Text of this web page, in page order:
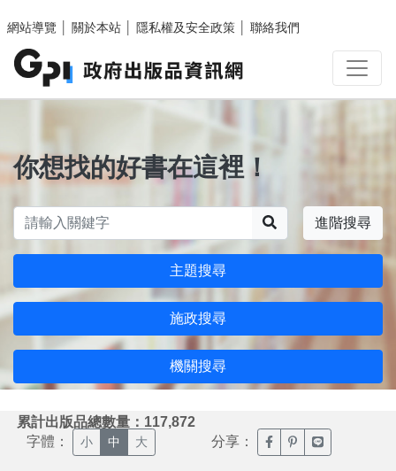
網站導覽
關於本站 隱私權及安全政策 聯絡我們
你想找的好書在這裡！
進階搜尋
主題搜尋
施政搜尋
機關搜尋
累計出版品總數量：117,872
字體： 小 中 大 分享： 臉書分享(另開新視窗)
噗浪分享(另開新
Line分享(另